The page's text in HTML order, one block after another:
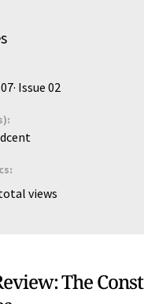
The
· Issue 02
views